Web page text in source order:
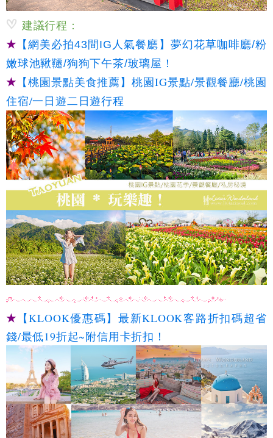
建議行程：
★ 【網美必拍43間IG人氣餐廳】夢幻花草咖啡廳/粉
嫩球池鞦韆/狗狗下午茶/玻璃屋！
★ 【桃園景點美食推薦】桃園IG景點/景觀餐廳/桃園
住宿/一日遊二日遊行程
★ 【KLOOK優惠碼】最新KLOOK客路折扣碼超省
錢/最低19折起~附信用卡折扣！